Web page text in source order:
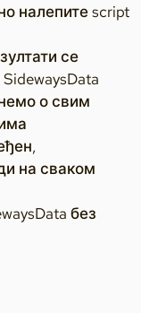
налепите script
се
о свим
на сваком
без